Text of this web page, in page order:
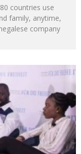
countries use
family, anytime,
company